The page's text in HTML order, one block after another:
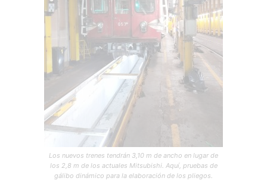
Los nuevos trenes tendrán 3,10 m de ancho en lugar de
los 2,8 m de los actuales Mitsubishi. Aquí, pruebas de
gálibo dinámico para la elaboración de los pliegos.